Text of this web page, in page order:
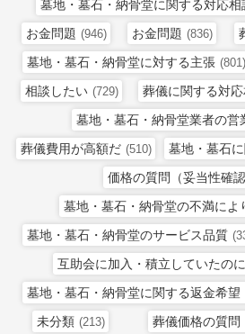
墓地・墓石・納骨堂に関する対応
お金問題 (946) お金問題 (836)
墓地・墓石・納骨堂に対する主張 (801)
相談したい (729) 葬儀に関する対
墓地・墓石・納骨堂業者の営
葬儀費用が高額だ (510) 墓地・墓石
価格の質問（妥当性確認
墓地・墓石・納骨堂の不満によ
墓地・墓石・納骨堂のサービス品質
互助会に加入・積立していたの
墓地・墓石・納骨堂に関する返金希望
未分類 (213) 葬儀価格の質問